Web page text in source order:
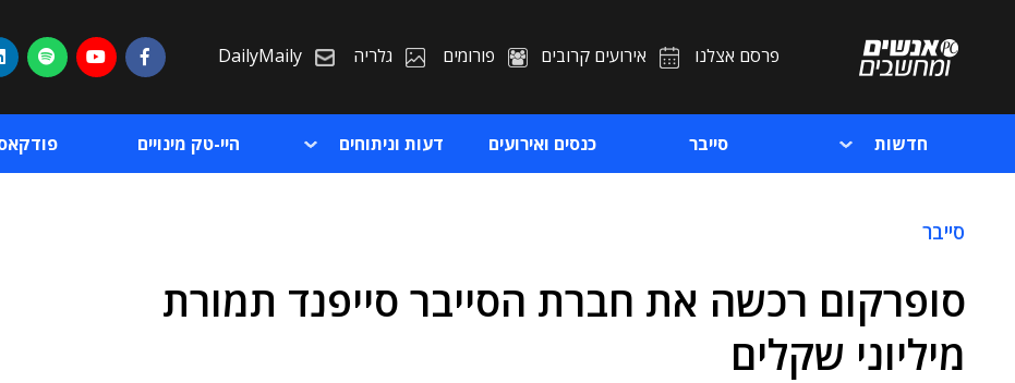
פרסם אצלנו אירועים קרובים פורומים גלריה DailyMaily
חדשות סייבר כנסים ואירועים דעות וניתוחים היי-טק מינויים
סייבר
סופרקום רכשה את חברת הסייבר סייפנד תמורת
מיליוני שקלים